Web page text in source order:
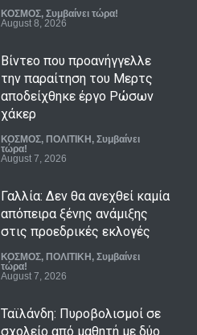
ΚΟΣΜΟΣ, Συμβαίνει τώρα!
August 8, 2026
Βίντεο που προανήγγελλε
την παραίτηση του Μερτς
αποδείχθηκε έργο Ρώσων
χάκερ
ΚΟΣΜΟΣ, ΠΟΛΙΤΙΚΗ , Συμβαίνει
τώρα!
August 7, 2026
Γαλλία: Δεν θα ανεχθεί καμία
απόπειρα ξένης ανάμιξης
στις προεδρικές εκλογές
ΚΟΣΜΟΣ, ΠΟΛΙΤΙΚΗ , Συμβαίνει
τώρα!
August 7, 2026
Ταϊλάνδη: Πυροβολισμοί σε
σχολείο από μαθητή με δύο